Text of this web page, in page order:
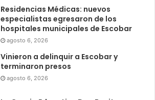
Residencias Médicas: nuevos
especialistas egresaron de los
hospitales municipales de Escobar
agosto 6, 2026
Vinieron a delinquir a Escobar y
terminaron presos
agosto 6, 2026